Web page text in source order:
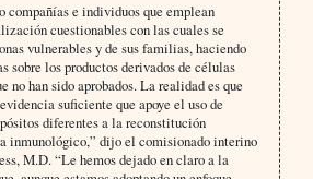
compañías e individuos que emplean
cuestionables con las cuales se
vulnerables y de sus familias, haciendo
sobre los productos derivados de células
no han sido aprobados. La realidad es que
suficiente que apoye el uso de
diferentes a la reconstitución
inmunológico,” dijo el comisionado interino
M.D. “Le hemos dejado en claro a la